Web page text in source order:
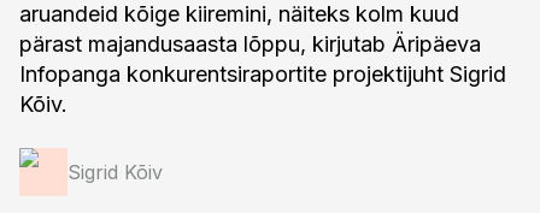
aruandeid kõige kiiremini, näiteks kolm kuud
pärast majandusaasta lõppu, kirjutab Äripäeva
Infopanga konkurentsiraportite projektijuht Sigrid
Kõiv.
Sigrid Kõiv